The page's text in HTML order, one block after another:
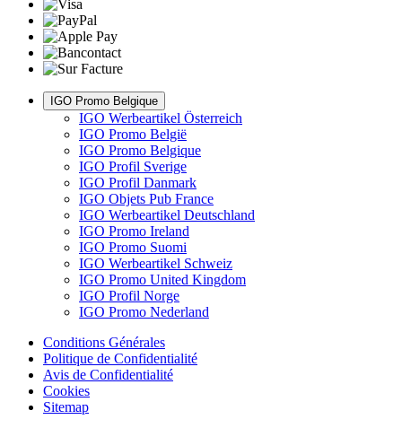
IGO Promo Belgique
IGO Werbeartikel Österreich
IGO Promo België
IGO Promo Belgique
IGO Profil Sverige
IGO Profil Danmark
IGO Objets Pub France
IGO Werbeartikel Deutschland
IGO Promo Ireland
IGO Promo Suomi
IGO Werbeartikel Schweiz
IGO Promo United Kingdom
IGO Profil Norge
IGO Promo Nederland
Conditions Générales
Politique de Confidentialité
Avis de Confidentialité
Cookies
Sitemap